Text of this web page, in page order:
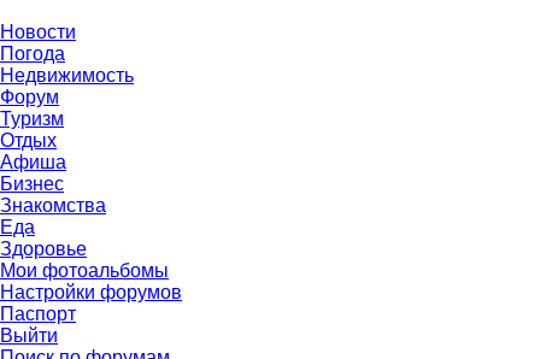
Новости
Погода
Недвижимость
Форум
Туризм
Отдых
Афиша
Бизнес
Знакомства
Еда
Здоровье
Мои фотоальбомы
Настройки форумов
Паспорт
Выйти